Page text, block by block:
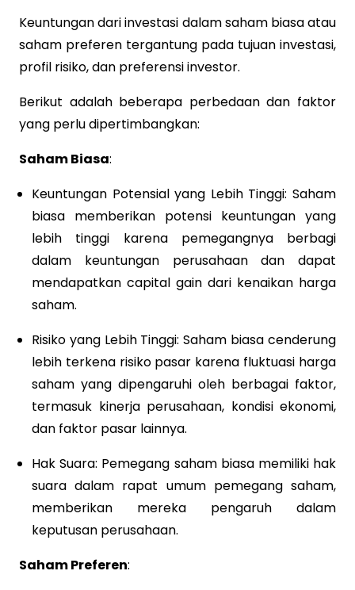
Keuntungan dari investasi dalam saham biasa atau
saham preferen tergantung pada tujuan investasi,
profil risiko, dan preferensi investor.
Berikut adalah beberapa perbedaan dan faktor
yang perlu dipertimbangkan:
Saham Biasa:
Keuntungan Potensial yang Lebih Tinggi: Saham
biasa memberikan potensi keuntungan yang
lebih tinggi karena pemegangnya berbagi
dalam keuntungan perusahaan dan dapat
mendapatkan capital gain dari kenaikan harga
saham.
Risiko yang Lebih Tinggi: Saham biasa cenderung
lebih terkena risiko pasar karena fluktuasi harga
saham yang dipengaruhi oleh berbagai faktor,
termasuk kinerja perusahaan, kondisi ekonomi,
dan faktor pasar lainnya.
Hak Suara: Pemegang saham biasa memiliki hak
suara dalam rapat umum pemegang saham,
memberikan mereka pengaruh dalam
keputusan perusahaan.
Saham Preferen: